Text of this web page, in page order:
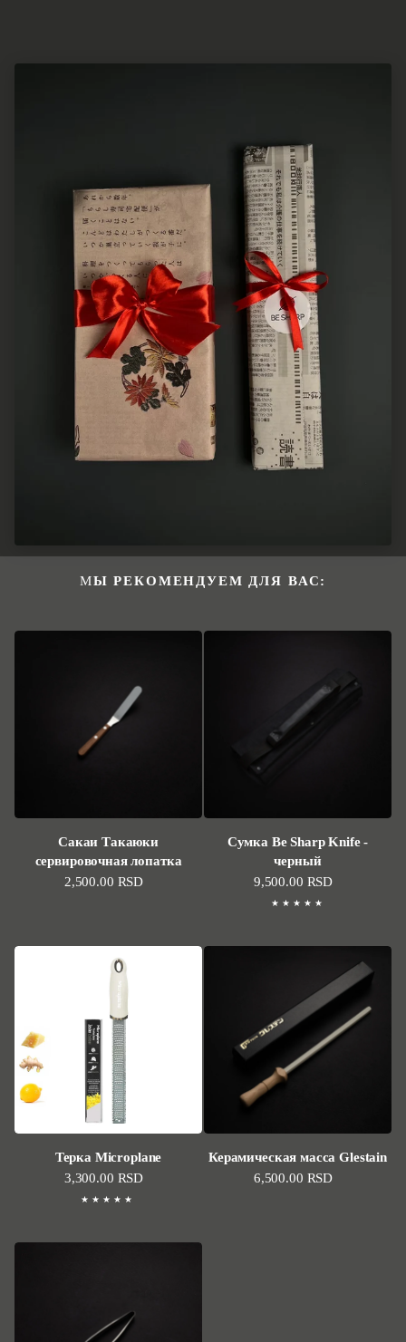
МЫ РЕКОМЕНДУЕМ ДЛЯ ВАС:
Сакаи Такаюки
сервировочная лопатка
Стандартная цена
2,500.00 RSD
Сумка Be Sharp Knife -
черный
Стандартная цена
9,500.00 RSD
Терка Microplane
Стандартная цена
3,300.00 RSD
Керамическая масса Glestain
Стандартная цена
6,500.00 RSD